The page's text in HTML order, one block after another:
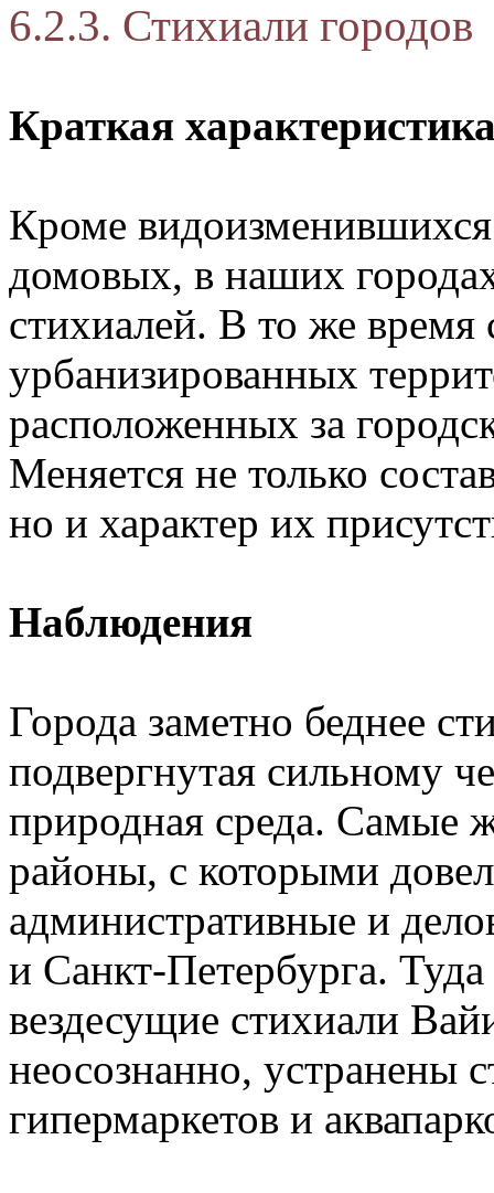
6.2.3. Стихиали городов
Краткая
Кроме
домовых, в наших
стихиалей. В то же время
урбанизированных
расположенных за
Меняется не только
но и характер их
Наблюдения
Города заметно беднее
подвергнутая сильному
природная среда. Самые
районы, с которыми
административные и
и Санкт-Петербурга.
вездесущие стихиали
неосознанно, устранены
гипермаркетов и